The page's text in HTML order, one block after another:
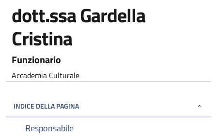
dott.ssa Gardella
Cristina
Funzionario
Accademia Culturale
INDICE DELLA PAGINA
Responsabile